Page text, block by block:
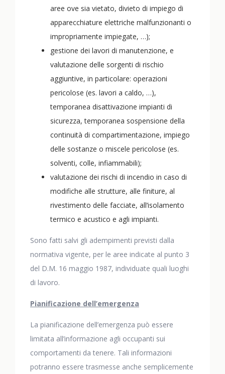
aree ove sia vietato, divieto di impiego di
apparecchiature elettriche malfunzionanti o
impropriamente impiegate, …);
gestione dei lavori di manutenzione, e
valutazione delle sorgenti di rischio
aggiuntive, in particolare: operazioni
pericolose (es. lavori a caldo, …),
temporanea disattivazione impianti di
sicurezza, temporanea sospensione della
continuità di compartimentazione, impiego
delle sostanze o miscele pericolose (es.
solventi, colle, infiammabili);
valutazione dei rischi di incendio in caso di
modifiche alle strutture, alle finiture, al
rivestimento delle facciate, all’isolamento
termico e acustico e agli impianti.
Sono fatti salvi gli adempimenti previsti dalla
normativa vigente, per le aree indicate al punto 3
del D.M. 16 maggio 1987, individuate quali luoghi
di lavoro.
Pianificazione dell’emergenza
La pianificazione dell’emergenza può essere
limitata all’informazione agli occupanti sui
comportamenti da tenere. Tali informazioni
potranno essere trasmesse anche semplicemente